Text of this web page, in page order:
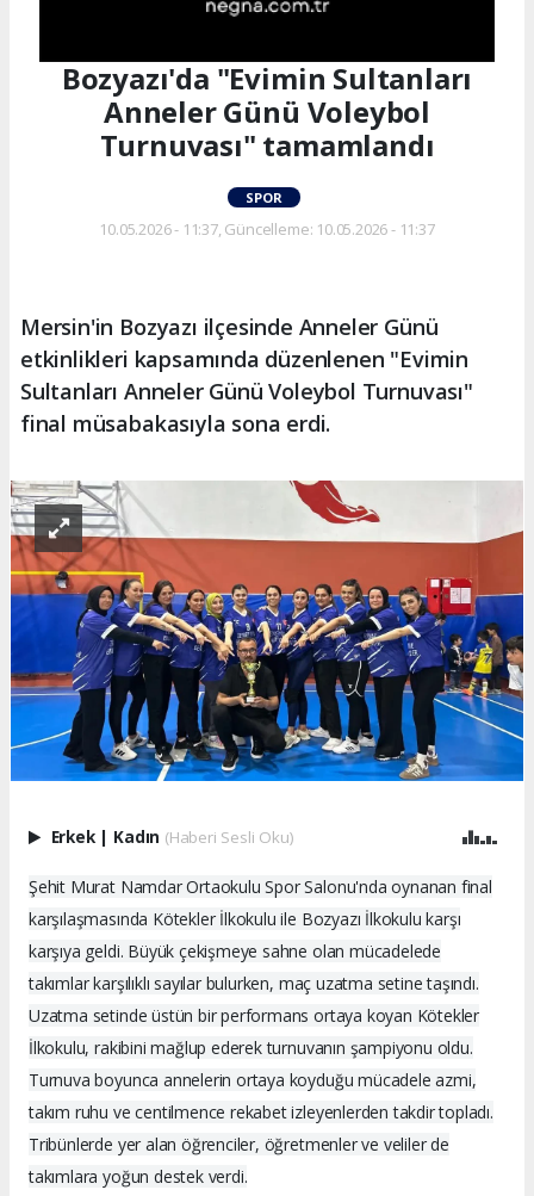
Bozyazı'da "Evimin Sultanları
Anneler Günü Voleybol
Turnuvası" tamamlandı
SPOR
10.05.2026 - 11:37, Güncelleme: 10.05.2026 - 11:37
Mersin'in Bozyazı ilçesinde Anneler Günü
etkinlikleri kapsamında düzenlenen "Evimin
Sultanları Anneler Günü Voleybol Turnuvası"
final müsabakasıyla sona erdi.
Erkek Kadın (Haberi Sesli Oku)
Şehit Murat Namdar Ortaokulu Spor Salonu'nda oynanan final
karşılaşmasında Kötekler İlkokulu ile Bozyazı İlkokulu karşı
karşıya geldi. Büyük çekişmeye sahne olan mücadelede
takımlar karşılıklı sayılar bulurken, maç uzatma setine taşındı.
Uzatma setinde üstün bir performans ortaya koyan Kötekler
İlkokulu, rakibini mağlup ederek turnuvanın şampiyonu oldu.
Turnuva boyunca annelerin ortaya koyduğu mücadele azmi,
takım ruhu ve centilmence rekabet izleyenlerden takdir topladı.
Tribünlerde yer alan öğrenciler, öğretmenler ve veliler de
takımlara yoğun destek verdi.